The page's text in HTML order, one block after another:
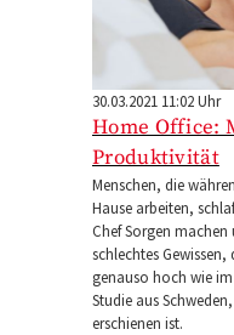
30.03.2021 11:02 Uhr
Home Office:
Produktivität
Menschen, die
Hause arbeiten,
Chef Sorgen
schlechtes
genauso hoch wie
Studie aus
erschienen ist.